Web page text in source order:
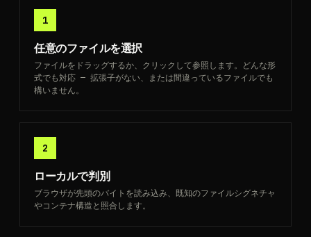
1
任意のファイルを選択
ファイルをドラッグするか、クリックして参照します。どんな形
式でも対応 — 拡張子がない、または間違っているファイルでも
構いません。
2
ローカルで判別
ブラウザが先頭のバイトを読み込み、既知のファイルシグネチャ
やコンテナ構造と照合します。